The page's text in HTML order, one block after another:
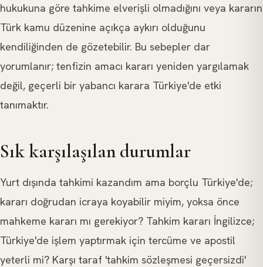
hukukuna göre tahkime elverişli olmadığını veya kararın
Türk kamu düzenine açıkça aykırı olduğunu
kendiliğinden de gözetebilir. Bu sebepler dar
yorumlanır; tenfizin amacı kararı yeniden yargılamak
değil, geçerli bir yabancı karara Türkiye'de etki
tanımaktır.
Sık karşılaşılan durumlar
Yurt dışında tahkimi kazandım ama borçlu Türkiye'de;
kararı doğrudan icraya koyabilir miyim, yoksa önce
mahkeme kararı mı gerekiyor? Tahkim kararı İngilizce;
Türkiye'de işlem yaptırmak için tercüme ve apostil
yeterli mi? Karşı taraf 'tahkim sözleşmesi geçersizdi'